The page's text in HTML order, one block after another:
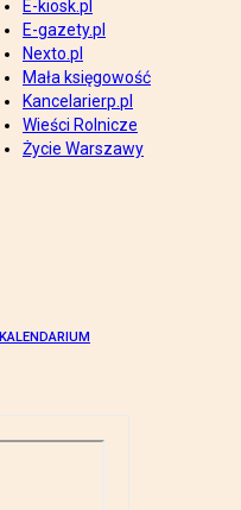
E-kiosk.pl
E-gazety.pl
Nexto.pl
Mała księgowość
Kancelarierp.pl
Wieści Rolnicze
Życie Warszawy
KALENDARIUM